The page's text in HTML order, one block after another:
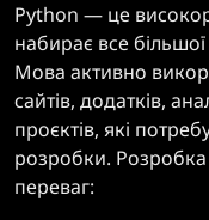
Python — це
набирає все
Мова активно
сайтів, додатків,
проєктів, які
розробки. Розробка
переваг: